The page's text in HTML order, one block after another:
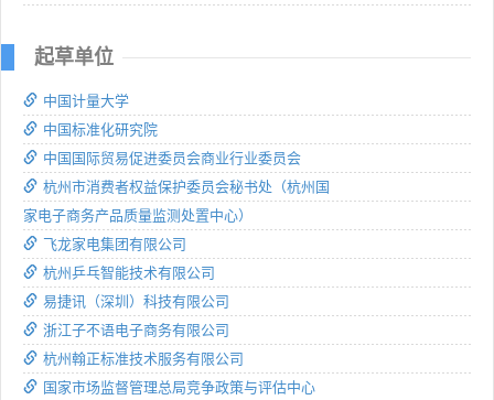
起草单位
中国计量大学
中国标准化研究院
中国国际贸易促进委员会商业行业委员会
杭州市消费者权益保护委员会秘书处（杭州国
家电子商务产品质量监测处置中心）
飞龙家电集团有限公司
杭州乒乓智能技术有限公司
易捷讯（深圳）科技有限公司
浙江子不语电子商务有限公司
杭州翰正标准技术服务有限公司
国家市场监督管理总局竞争政策与评估中心